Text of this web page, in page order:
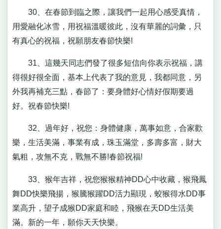
30、在春節到臨之際，讓我們一起用心感受真情，
用愛融化冰雪，用祝福溫暖彼此，沒有華麗的詞彙，只
有真心的祝福，祝願朋友春節快樂!
31、這幾天同志們發了很多短信向你表示祝福，講
得很好很全面，基本上代表了我的意見，我都同意，另
外我再補充三點，春節了：要身體好心情好假期要過
好。祝春節快樂!
32、過年好，祝您：身體健康，萬事如意，合家歡
樂，生活美滿，事業有成，珠玉滿堂，多壽多富，財大
氣粗，攻無不克，戰無不勝!春節祝福!
33、猴年吉祥，祝您猴猴精神DD心中收藏，猴飛鳳
舞DD快樂飛揚，猴騰猴躍DD活力顯現，蛟猴得水DD事
業高升，望子成猴DD家庭和睦，飛猴在天DD生活美
滿。新的一年，願你天天快樂。